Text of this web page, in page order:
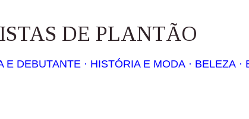
DE PLANTÃO
E DEBUTANTE HISTÓRIA E MODA BELEZA